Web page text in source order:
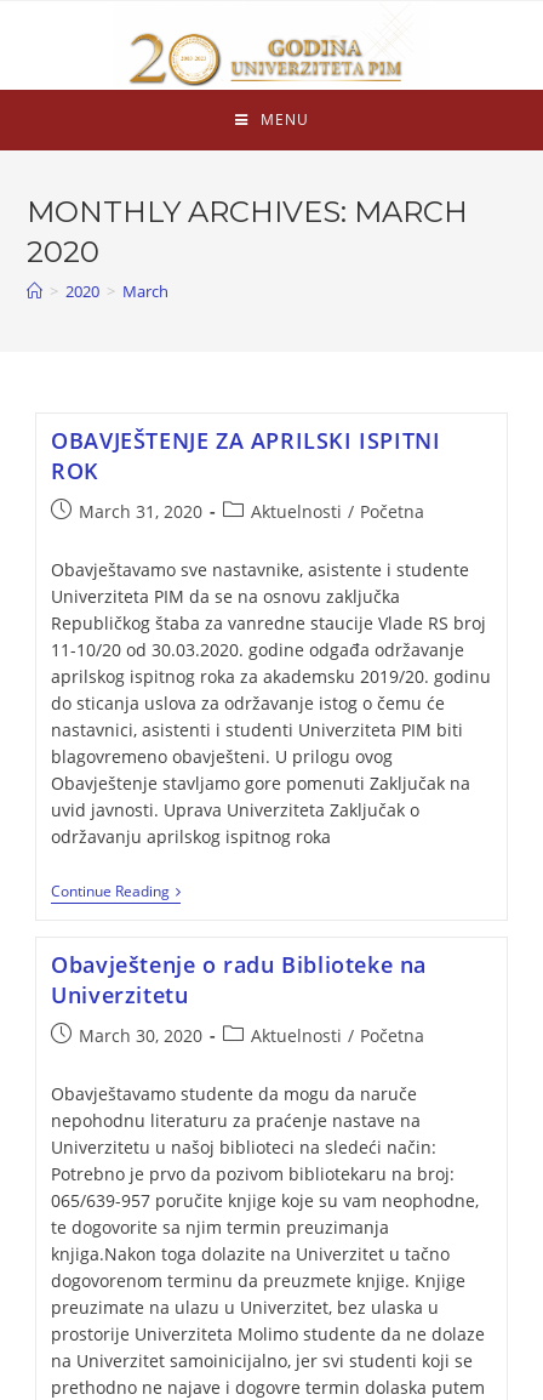
MENU
MONTHLY ARCHIVES: MARCH
2020
> 2020 > March
OBAVJEŠTENJE ZA APRILSKI ISPITNI
ROK
March 31, 2020 Aktuelnosti / Početna
Obavještavamo sve nastavnike, asistente i studente
Univerziteta PIM da se na osnovu zaključka
Republičkog štaba za vanredne staucije Vlade RS broj
11-10/20 od 30.03.2020. godine odgađa održavanje
aprilskog ispitnog roka za akademsku 2019/20. godinu
do sticanja uslova za održavanje istog o čemu će
nastavnici, asistenti i studenti Univerziteta PIM biti
blagovremeno obavješteni. U prilogu ovog
Obavještenje stavljamo gore pomenuti Zaključak na
uvid javnosti. Uprava Univerziteta Zaključak o
održavanju aprilskog ispitnog roka
Continue Reading
Obavještenje o radu Biblioteke na
Univerzitetu
March 30, 2020 Aktuelnosti / Početna
Obavještavamo studente da mogu da naruče
nepohodnu literaturu za praćenje nastave na
Univerzitetu u našoj biblioteci na sledeći način:
Potrebno je prvo da pozivom bibliotekaru na broj:
065/639-957 poručite knjige koje su vam neophodne,
te dogovorite sa njim termin preuzimanja
knjiga.Nakon toga dolazite na Univerzitet u tačno
dogovorenom terminu da preuzmete knjige. Knjige
preuzimate na ulazu u Univerzitet, bez ulaska u
prostorije Univerziteta Molimo studente da ne dolaze
na Univerzitet samoinicijalno, jer svi studenti koji se
prethodno ne najave i dogovre termin dolaska putem